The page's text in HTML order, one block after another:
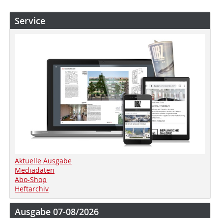
Service
Aktuelle Ausgabe
Mediadaten
Abo-Shop
Heftarchiv
Ausgabe 07-08/2026